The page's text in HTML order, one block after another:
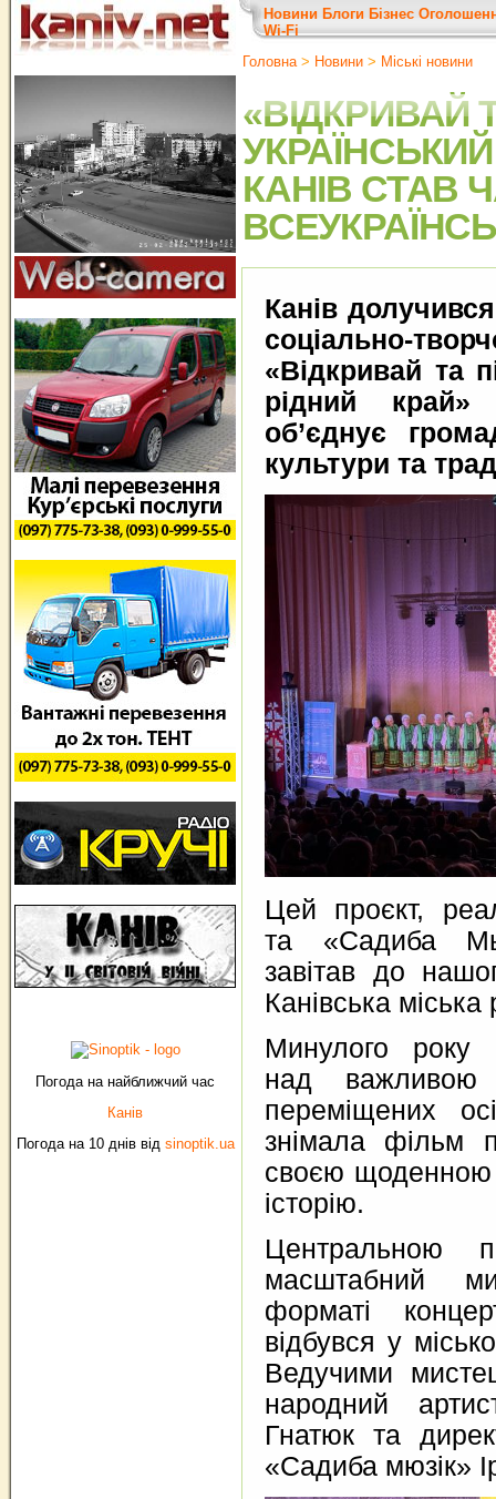
Погода на найближчий час
Канів
Погода на 10 днів від sinoptik.ua
Новини Блоги Бізнес
Wi-Fi
Головна> Новини > Міські новини
«ВІДКРИВАЙ
КАНІВ СТАВ
Канів
соціально-
«Відкривай та
рідний
об’єднує
культури та
Цей проєкт,
та «Садиба
завітав до
Канівська міська
Минулого року
над важливою
переміщених
знімала фільм
своєю щоденною
історію.
Центральною
масштабний
форматі
відбувся у
Ведучими
народний
Гнатюк та
«Садиба мюзік»